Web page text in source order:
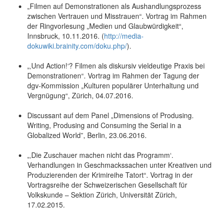
„Filmen auf Demonstrationen als Aushandlungsprozess
zwischen Vertrauen und Misstrauen“. Vortrag im Rahmen
der Ringvorlesung „Medien und Glaubwürdigkeit“,
Innsbruck, 10.11.2016. (http://media-
dokuwiki.brainity.com/doku.php/).
„‚Und Action!‘? Filmen als diskursiv vieldeutige Praxis bei
Demonstrationen“. Vortrag im Rahmen der Tagung der
dgv-Kommission „Kulturen populärer Unterhaltung und
Vergnügung“, Zürich, 04.07.2016.
Discussant auf dem Panel „Dimensions of Produsing.
Writing, Produsing and Consuming the Serial in a
Globalized World”, Berlin, 23.06.2016.
„‚Die Zuschauer machen nicht das Programm‘.
Verhandlungen in Geschmackssachen unter Kreativen und
Produzierenden der Krimireihe Tatort“. Vortrag in der
Vortragsreihe der Schweizerischen Gesellschaft für
Volkskunde – Sektion Zürich, Universität Zürich,
17.02.2015.